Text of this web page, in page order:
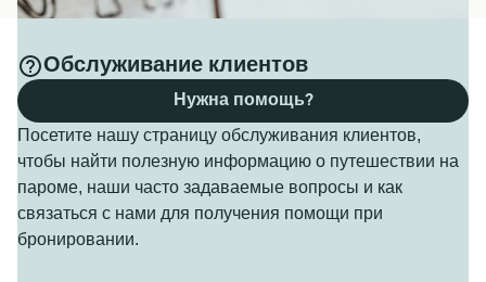
Обслуживание клиентов
Посетите нашу страницу обслуживания клиентов,
чтобы найти полезную информацию о путешествии на
пароме, наши часто задаваемые вопросы и как
связаться с нами для получения помощи при
бронировании.
Нужна помощь?